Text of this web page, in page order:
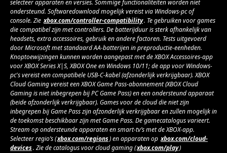
selecteer apparaten en versies. Sommige functionaliteiten worden niet
ondersteund. Softwaredownload mogelijk vereist via Windows-pc of
console. Zie xbox.com/controller-compatibility. Te gebruiken voor games
die compatibel zijn met controllers. De batterijduur is sterk afhankelijk van
headsets, extra accessoires, gebruik en andere factoren. Tests uitgevoerd
door Microsoft met standaard AA-batterijen in preproductie-eenheden.
Knoptoewijzingen kunnen worden aangepast met de XBOX Accessoires-app
voor XBOX Series X|S, XBOX One en Windows 10/11; de app voor Windows-
pc's vereist een compatibele USB-C-kabel (afzonderlijk verkrijgbaar). XBOX
Cloud Gaming vereist een XBOX Game Pass-abonnement (XBOX Cloud
Gaming is niet inbegrepen bij PC Game Pass) en een ondersteund apparaat
(beide afzonderlijk verkrijgbaar). Games voor de cloud die niet zijn
inbegrepen bij Game Pass zijn afzonderlijk verkrijgbaar en zullen mogelijk in
de toekomst beschikbaar zijn met Game Pass. De gamecatalogus varieert.
Stream op ondersteunde apparaten en smart-tv’s met de XBOX-app.
Selecteer regio’s (xbox.com/regions) en apparaten op xbox.com/cloud-
devices. Zie de catalogus voor cloud gaming (xbox.com/play)